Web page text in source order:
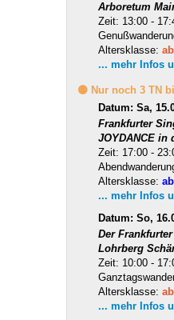
Arboretum
Zeit: 13:00 -
Altersklasse:
... mehr Infos
🟡 Nur noch 3 TN
Datum: Sa,
Frankfurter
JOYDANCE in
Zeit: 17:00 -
Altersklasse:
... mehr Infos
Datum: So,
Der
Lohrberg
Zeit: 10:00 -
Altersklasse:
... mehr Infos